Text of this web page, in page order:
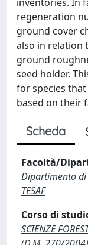
regeneration
ground cover
also in relation
ground
seed holder.
for species that
based on their
Scheda
Facoltà/
Dipartimento di
TESAF
Corso di
SCIENZE